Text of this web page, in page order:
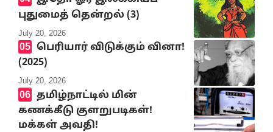
புதுமைத் தென்றல் (3)
July 20, 2026
பெரியார் விடுக்கும் வினா!
(2025)
July 20, 2026
தமிழ்நாட்டில் மின்
கணக்கீடு குளறுபடிகள்!
மக்கள் அவதி!